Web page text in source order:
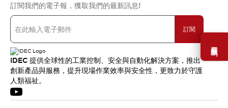
需要幫助嗎？
訂閱我們的電子報，獲取我們的最新訊息!
訂閱
IDEC 提供全球性的工業控制、安全與自動化解決方案，推出
創新產品與服務，提升現場作業效率與安全性，更致力於守護
人類福祉。